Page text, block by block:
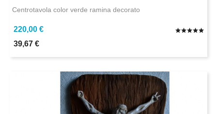
Centrotavola color verde ramina decorato
220,00 €
39,67 €